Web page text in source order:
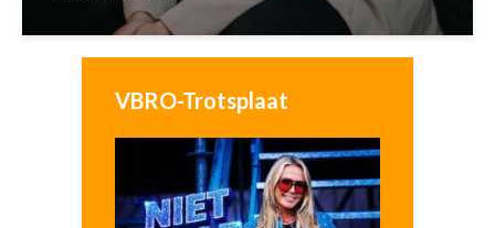
VBRO-Trotsplaat